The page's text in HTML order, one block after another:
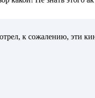
к сожалению, эти